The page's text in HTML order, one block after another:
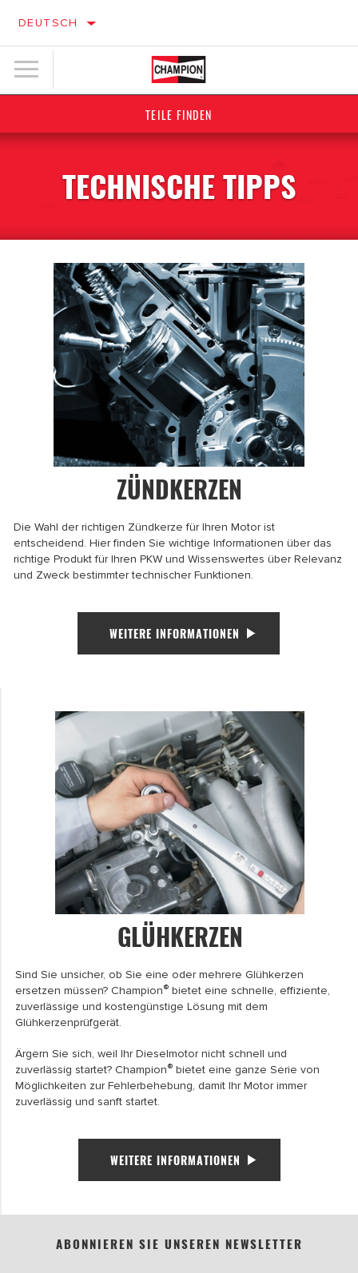
DEUTSCH
TEILE FINDEN
TECHNISCHE TIPPS
ZÜNDKERZEN
Die Wahl der richtigen Zündkerze für Ihren Motor ist
entscheidend. Hier finden Sie wichtige Informationen über das
richtige Produkt für Ihren PKW und Wissenswertes über Relevanz
und Zweck bestimmter technischer Funktionen.
WEITERE INFORMATIONEN
GLÜHKERZEN
Sind Sie unsicher, ob Sie eine oder mehrere Glühkerzen
ersetzen müssen? Champion® bietet eine schnelle, effiziente,
zuverlässige und kostengünstige Lösung mit dem
Glühkerzenprüfgerät.
Ärgern Sie sich, weil Ihr Dieselmotor nicht schnell und
zuverlässig startet? Champion® bietet eine ganze Serie von
Möglichkeiten zur Fehlerbehebung, damit Ihr Motor immer
zuverlässig und sanft startet.
WEITERE INFORMATIONEN
ABONNIEREN SIE UNSEREN NEWSLETTER